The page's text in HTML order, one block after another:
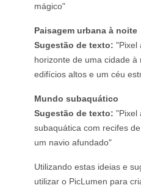
mágico"
Paisagem urbana à noite
Sugestão de texto: "Pixel
horizonte de uma cidade à
edifícios altos e um céu
Mundo subaquático
Sugestão de texto: "Pixel
subaquática com recifes
um navio afundado"
Utilizando estas ideias e
utilizar o PicLumen para